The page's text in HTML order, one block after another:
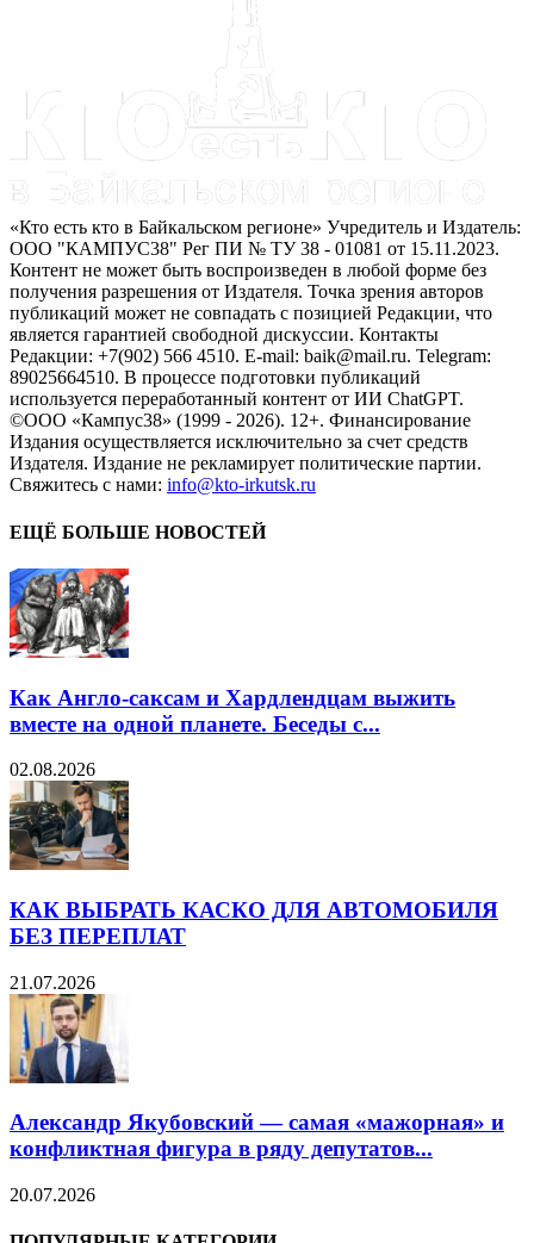
«Кто есть кто в Байкальском регионе» Учредитель и Издатель:
ООО "КАМПУС38" Рег ПИ № ТУ 38 - 01081 от 15.11.2023.
Контент не может быть воспроизведен в любой форме без
получения разрешения от Издателя. Точка зрения авторов
публикаций может не совпадать с позицией Редакции, что
является гарантией свободной дискуссии. Контакты
Редакции: +7(902) 566 4510. E-mail: baik@mail.ru. Telegram:
89025664510. В процессе подготовки публикаций
используется переработанный контент от ИИ ChatGPT.
©ООО «Кампус38» (1999 - 2026). 12+. Финансирование
Издания осуществляется исключительно за счет средств
Издателя. Издание не рекламирует политические партии.
Свяжитесь с нами: info@kto-irkutsk.ru
ЕЩЁ БОЛЬШЕ НОВОСТЕЙ
Как Англо-саксам и Хардлендцам выжить
вместе на одной планете. Беседы с...
02.08.2026
КАК ВЫБРАТЬ КАСКО ДЛЯ АВТОМОБИЛЯ
БЕЗ ПЕРЕПЛАТ
21.07.2026
Александр Якубовский — самая «мажорная» и
конфликтная фигура в ряду депутатов...
20.07.2026